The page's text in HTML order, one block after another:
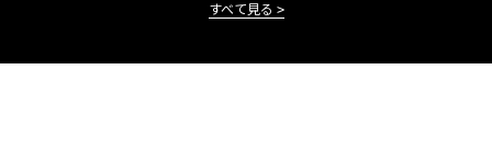
すべて見る